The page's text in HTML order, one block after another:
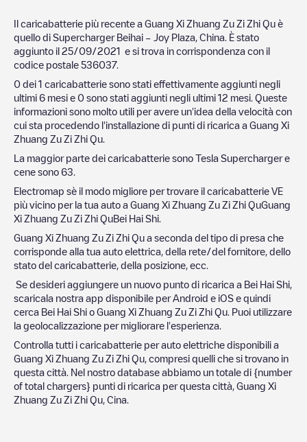
Il caricabatterie più recente a Guang Xi Zhuang Zu Zi Zhi Qu è
quello di Supercharger Beihai – Joy Plaza, China . È stato
aggiunto il 25/09/2021 e si trova in corrispondenza con il
codice postale 536037.
0 dei 1 caricabatterie sono stati effettivamente aggiunti negli
ultimi 6 mesi e 0 sono stati aggiunti negli ultimi 12 mesi. Queste
informazioni sono molto utili per avere un'idea della velocità con
cui sta procedendo l'installazione di punti di ricarica a Guang Xi
Zhuang Zu Zi Zhi Qu
La maggior parte dei caricabatterie sono Tesla Superchargere
cene sono 63
Electromap sè il modo migliore per trovare il caricabatterie VE
più vicino per la tua auto a Guang Xi Zhuang Zu Zi Zhi QuGuang
Xi Zhuang Zu Zi Zhi QuBei Hai Shi
Guang Xi Zhuang Zu Zi Zhi Qu a seconda del tipo di presa che
corrisponde alla tua auto elettrica, della rete/del fornitore, dello
stato del caricabatterie, della posizione, ecc.
Se desideri aggiungere un nuovo punto di ricarica a Bei Hai Shi
scaricala nostra app disponibile per Android e iOS e quindi
cerca Bei Hai Shi o Guang Xi Zhuang Zu Zi Zhi Qu . Puoi utilizzare
la geolocalizzazione per migliorare l'esperienza.
Controlla tutti i caricabatterie per auto elettriche disponibili a
Guang Xi Zhuang Zu Zi Zhi Qu , compresi quelli che si trovano in
questa città. Nel nostro database abbiamo un totale di {number
of total chargers} punti di ricarica per questa città, Guang Xi
Zhuang Zu Zi Zhi Qu Cina